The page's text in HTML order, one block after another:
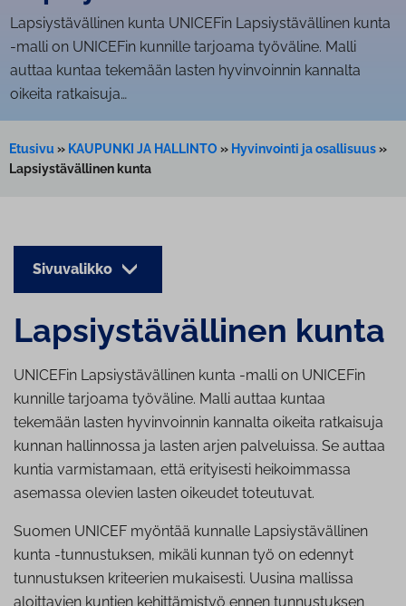
Lap­siys­tä­väl­li­nen kunta UNICEFin Lapsiystävällinen kunta
-malli on UNICEFin kunnille tarjoama työväline. Malli
auttaa kuntaa tekemään lasten hyvinvoinnin kannalta
oikeita ratkaisuja…
Etusivu » KAUPUNKI JA HALLINTO » Hyvinvointi ja osallisuus»
Lapsiystävällinen kunta
Sivuvalikko
Lap­siys­tä­väl­li­nen kunta
UNICEFin Lapsiystävällinen kunta -malli on UNICEFin
kunnille tarjoama työväline. Malli auttaa kuntaa
tekemään lasten hyvinvoinnin kannalta oikeita ratkaisuja
kunnan hallinnossa ja lasten arjen palveluissa. Se auttaa
kuntia varmistamaan, että erityisesti heikoimmassa
asemassa olevien lasten oikeudet toteutuvat.
Suomen UNICEF myöntää kunnalle Lapsiystävällinen
kunta -tunnustuksen, mikäli kunnan työ on edennyt
tunnustuksen kriteerien mukaisesti. Uusina mallissa
aloittavien kuntien kehittämistyö ennen tunnustuksen